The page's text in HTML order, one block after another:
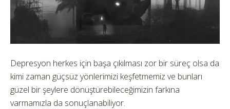
Depresyon herkes için başa çıkılması zor bir süreç olsa da
kimi zaman güçsüz yönlerimizi keşfetmemiz ve bunları
güzel bir şeylere dönüştürebileceğimizin farkına
varmamızla da sonuçlanabiliyor.